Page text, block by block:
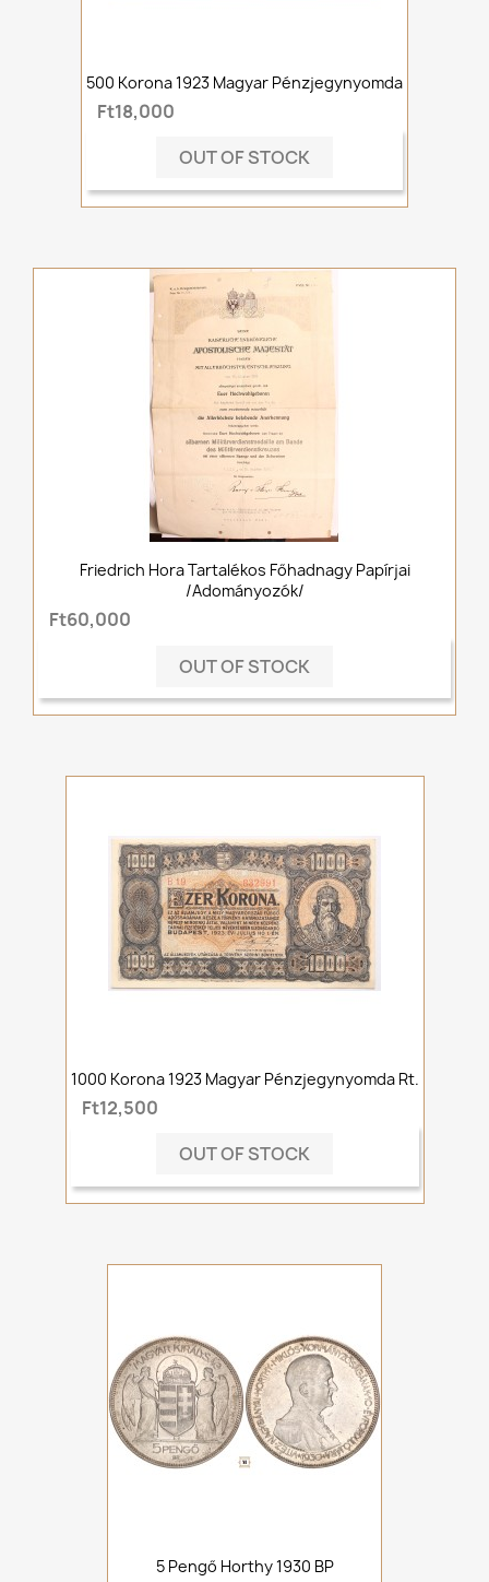
500 Korona 1923 Magyar Pénzjegynyomda
Ft18,000
OUT OF STOCK
Friedrich Hora Tartalékos Főhadnagy Papírjai
/adományozók/
Ft60,000
OUT OF STOCK
1000 Korona 1923 Magyar Pénzjegynyomda Rt.
Ft12,500
OUT OF STOCK
5 Pengő Horthy 1930 BP